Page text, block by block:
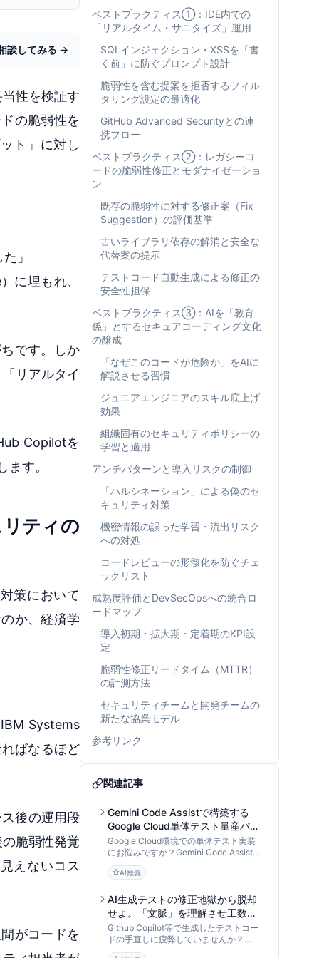
談してみる →
性を検証す
の脆弱性を
ト」に対し
」
に埋もれ、
です。しか
リアルタイ
Copilotを
す。
ティの
策において
か、経済学
Systems
ばなるほど
後の運用段
脆弱性発覚
えないコス
がコードを
ベストプラクティス①：IDE内での
「リアルタイム・サニタイズ」運用
SQLインジェクション・XSSを「書
く前」に防ぐプロンプト設計
脆弱性を含む提案を拒否するフィル
タリング設定の最適化
GitHub Advanced Securityとの連
携フロー
ベストプラクティス②：レガシーコ
ードの脆弱性修正とモダナイゼーショ
ン
既存の脆弱性に対する修正案（Fix
Suggestion）の評価基準
古いライブラリ依存の解消と安全な
代替案の提示
テストコード自動生成による修正の
安全性担保
ベストプラクティス③：AIを「教育
係」とするセキュアコーディング文化
の醸成
「なぜこのコードが危険か」をAIに
解説させる習慣
ジュニアエンジニアのスキル底上げ
効果
組織固有のセキュリティポリシーの
学習と適用
アンチパターンと導入リスクの制御
「ハルシネーション」による偽のセ
キュリティ対策
機密情報の誤った学習・流出リスク
への対処
コードレビューの形骸化を防ぐチェ
ックリスト
成熟度評価とDevSecOpsへの統合ロ
ードマップ
導入初期・拡大期・定着期のKPI設
定
脆弱性修正リードタイム（MTTR）
の計測方法
セキュリティチームと開発チームの
新たな協業モデル
参考リンク
関連記事
Gemini Code Assistで構築する
Google Cloud単体テスト量産パイ
プライン：AI入力設計からモック
戦略まで
Google Cloud環境での単体テスト実装
にお悩みですか？Gemini Code Assistを
「データ処理パイプライン」として活用
し、Cloud Functions等のテストコード
DevOps専門家が解説します。
AI推奨
AI生成テストの修正地獄から脱却
せよ。「文脈」を理解させ工数を
8割削減するCody活用メソッド
Github Copilot等で生成したテストコー
ドの手直しに疲弊していませんか？
Sourcegraph Codyのリポジトリ全体理